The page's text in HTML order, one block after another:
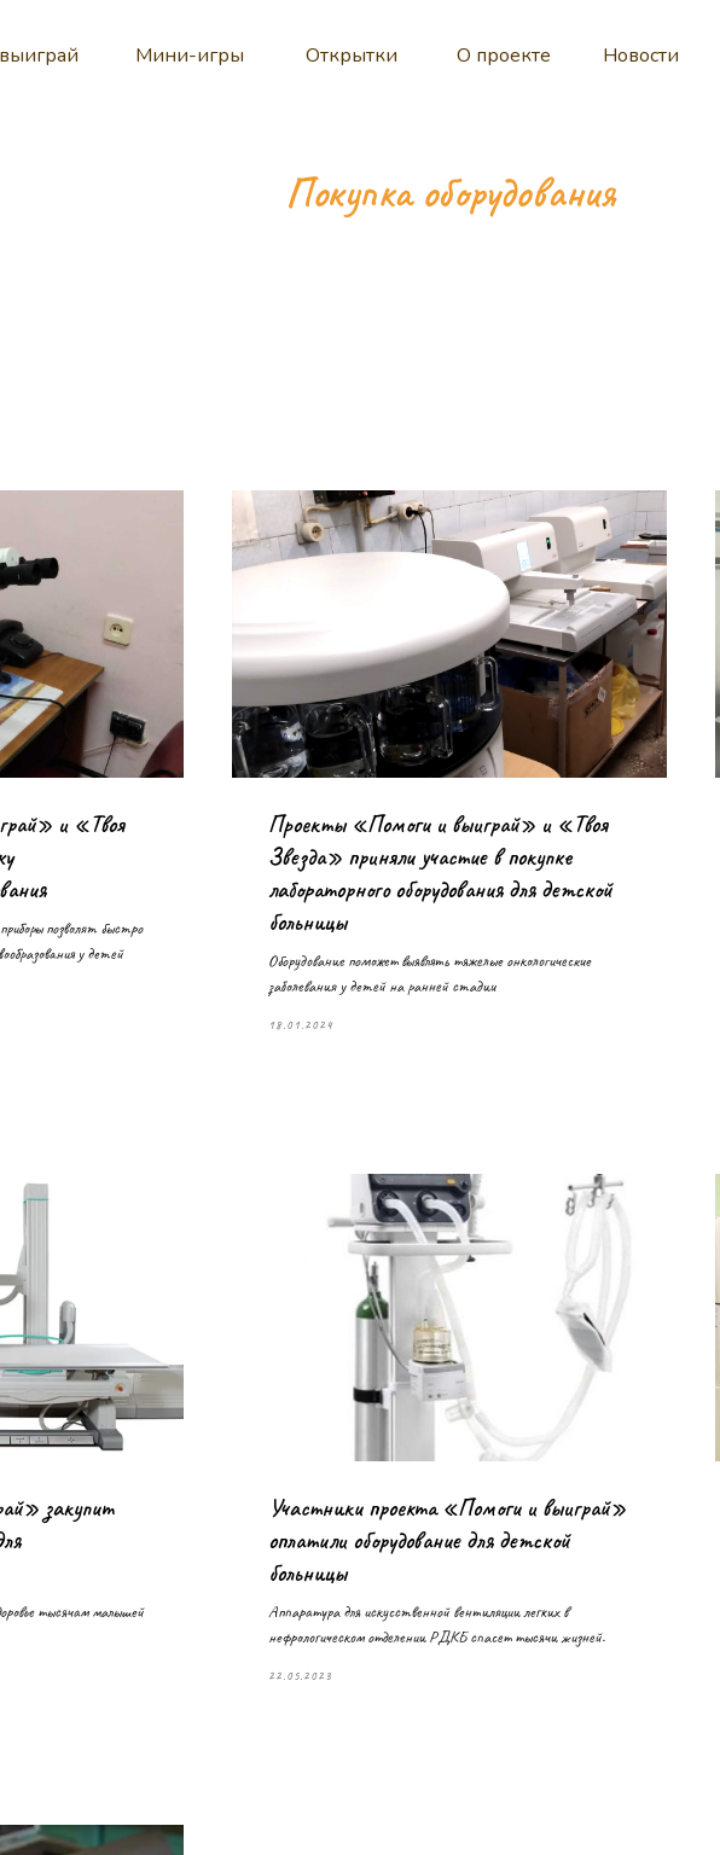
Мини-игры Открытки О проекте Новости
Покупка оборудования
и «Твоя
позволят быстро
у детей
Проекты «Помоги и выиграй» и «Твоя
Звезда» приняли участие в покупке
лабораторного оборудования для детской
больницы
Оборудование поможет выявлять тяжелые онкологические
заболевания у детей на ранней стадии
18.01.2024
закупит
тысячам малышей
Участники проекта «Помоги и выиграй»
оплатили оборудование для детской
больницы
Аппаратура для искусственной вентиляции легких в
нефрологическом отделении РДКБ спасет тысячи жизней.
22.05.2023